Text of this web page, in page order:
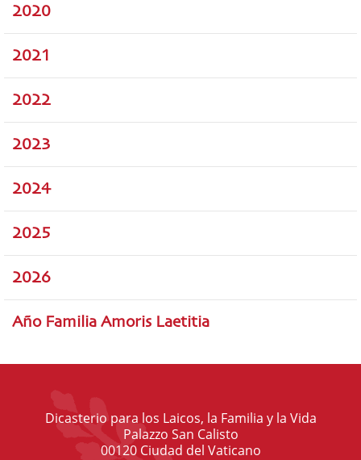
2020
2021
2022
2023
2024
2025
2026
Año Familia Amoris Laetitia
Dicasterio para los Laicos, la Familia y la Vida
Palazzo San Calisto
00120 Ciudad del Vaticano